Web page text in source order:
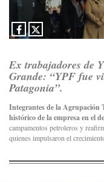
Ex trabajadores de
Grande: “YPF fue
Patagonia”.
Integrantes de la Agrupación
histórico de la empresa en el
campamentos petroleros y
quienes impulsaron el